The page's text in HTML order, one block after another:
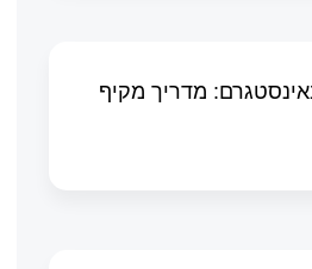
מדריך מקיף